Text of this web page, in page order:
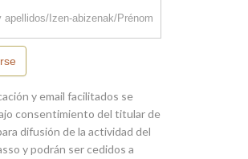
y email facilitados se
consentimiento del titular de
difusión de la actividad del
y podrán ser cedidos a